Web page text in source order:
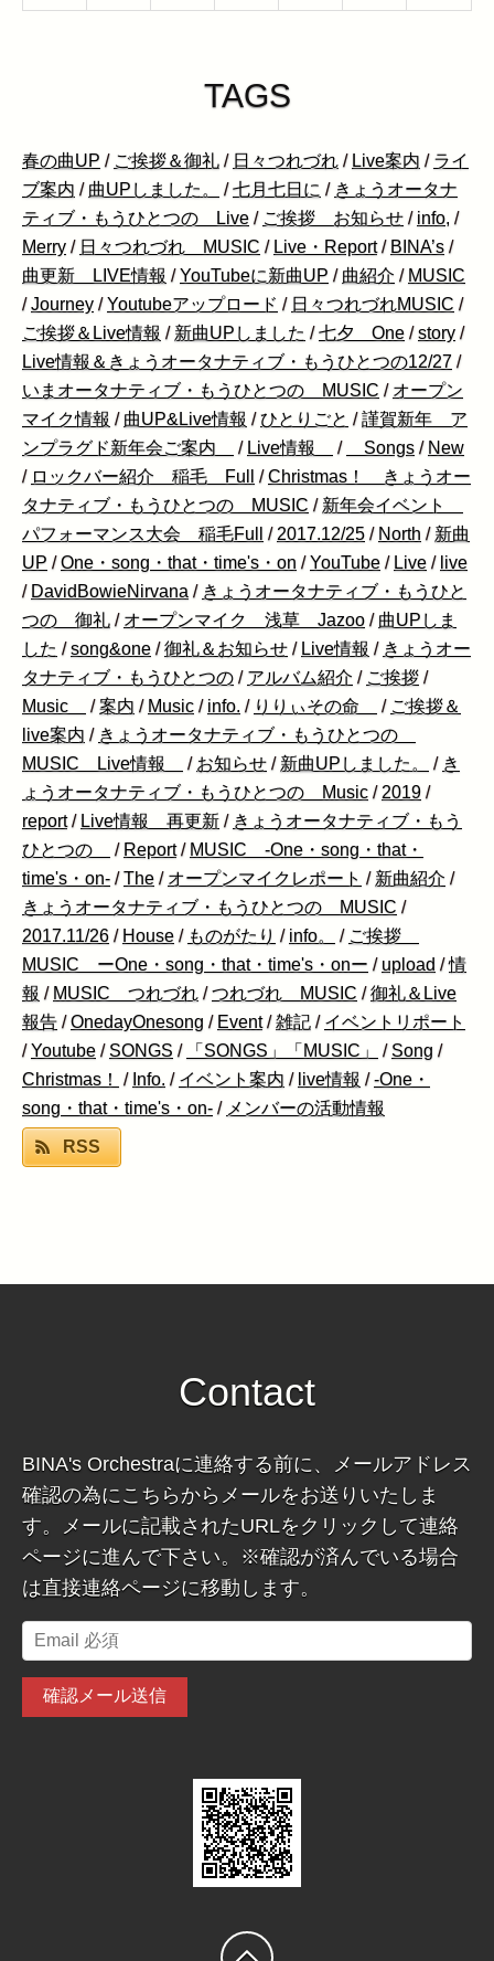
TAGS
春の曲UP / ご挨拶＆御礼 / 日々つれづれ / Live案内 / ライ
ブ案内 / 曲UPしました。 /七月七日に / きょうオータナ
ティブ・もうひとつの Live / ご挨拶 お知らせ / info, /
Merry / 日々つれづれ MUSIC / Live・Report / BINA’s /
曲更新 LIVE情報 /YouTubeに新曲UP / 曲紹介 / MUSIC
/Journey /Youtubeアップロード / 日々つれづれMUSIC /
ご挨拶＆Live情報 / 新曲UPしました /七夕 One /story /
Live情報＆きょうオータナティブ・もうひとつの12/27 /
いまオータナティブ・もうひとつの MUSIC / オープン
マイク情報 / 曲UP&Live情報 /ひとりごと /謹賀新年 ア
ンプラグド新年会ご案内
/ Live情報 / Songs / New
/ ロックバー紹介 稲毛 Full /Christmas！ きょうオー
タナティブ・もうひとつの MUSIC / 新年会イベント
パフォーマンス大会 稲毛Full
/ 2017.12/25 / North / 新曲
UP /One・song・that・time's・on /YouTube / Live / live
/ DavidBowieNirvana / きょうオータナティブ・もうひと
つの 御礼 / オープンマイク 浅草 Jazoo / 曲UPしま
した /song&one /御礼＆お知らせ / Live情報 / きょうオー
タナティブ・もうひとつの / アルバム紹介 / ご挨拶 /
Music
/案内 / Music / info. / りりぃその命 / ご挨拶＆
live案内 / きょうオータナティブ・もうひとつの
MUSIC Live情報
/ お知らせ / 新曲UPしました。 / き
ょうオータナティブ・もうひとつの Music / 2019 /
report / Live情報 再更新 / きょうオータナティブ・もう
ひとつの
/ Report / MUSIC -One・song・that・
time's・on- /The / オープンマイクレポート / 新曲紹介 /
きょうオータナティブ・もうひとつの MUSIC /
2017.11/26 / House / ものがたり / info。 / ご挨拶
MUSIC ーOne・song・that・time's・onー / upload /情
報 / MUSIC つれづれ /つれづれ MUSIC /御礼＆Live
報告 /OnedayOnesong / Event /雑記 / イベントリポート
/Youtube /SONGS / 「SONGS」「MUSIC」 /Song /
Christmas！
/ Info. / イベント案内 / live情報 /-One・
song・that・time's・on- / メンバーの活動情報
RSS
Contact
BINA's Orchestraに連絡する前に、メールアドレス
確認の為にこちらからメールをお送りいたしま
す。メールに記載されたURLをクリックして連絡
ページに進んで下さい。※確認が済んでいる場合
は直接連絡ページに移動します。